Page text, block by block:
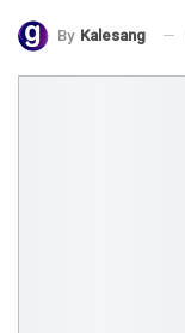
By Kalesang